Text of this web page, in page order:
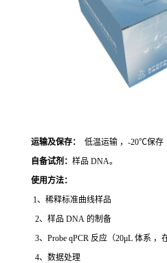
运输及保存：
低温运输 ，-20℃保存
自备试剂： 样品 DNA。
使用方法：
1、稀释标准曲线样品
2、样品 DNA 的制备
3、Probe qPCR 反应（20μL 体系 ，
4、数据处理